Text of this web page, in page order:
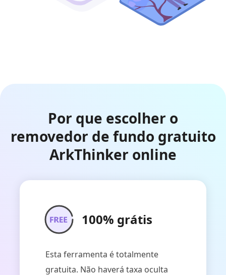
Por que escolher o
removedor de fundo gratuito
ArkThinker online
100% grátis
Esta ferramenta é totalmente
gratuita. Não haverá taxa oculta